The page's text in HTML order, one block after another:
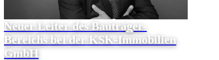
Neuer Leiter des Bauträger-
Bereichs bei der KSK-Immobilien
GmbH